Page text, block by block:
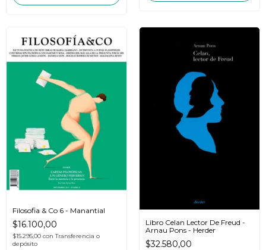
Filosofia & Co 6 - Manantial
$16.100,00
$15.295,00 con Transferencia o
depósito
Libro Celan Lector De Freud -
Arnau Pons - Herder
$32.580,00